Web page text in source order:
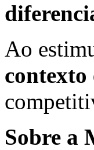
Ao
contexto
Sobre a